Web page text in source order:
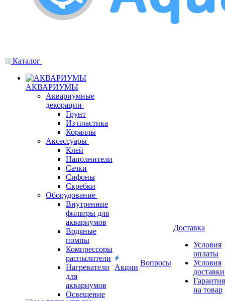
Каталог
АКВАРИУМЫ
Аквариумные
декорации
Грунт
Из пластика
Кораллы
Аксессуары
Клей
Наполнители
Сачки
Сифоны
Скребки
Оборудование
Внутренние
фильтры для
аквариумов
Водяные
помпы
Компрессоры
распылители
Нагреватели
для
аквариумов
Освещение
Акции
Вопросы
Доставка
Условия
оплаты
Условия
доставки
Гарантия
на товар